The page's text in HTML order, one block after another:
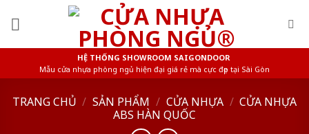
HỆ THỐNG SHOWROOM SAIGONDOOR
Mẫu cửa nhựa phòng ngủ hiện đại giá rẻ mà cực đẹp tại Sài Gòn
TRANG CHỦ / SẢN PHẨM / CỬA NHỰA / CỬA NHỰA
ABS HÀN QUỐC